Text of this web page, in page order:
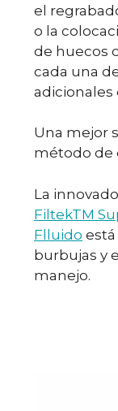
el
o la
de huecos
cada una
Una mejor
método de
La
FiltekTM
Flluido
burbujas y
manejo.